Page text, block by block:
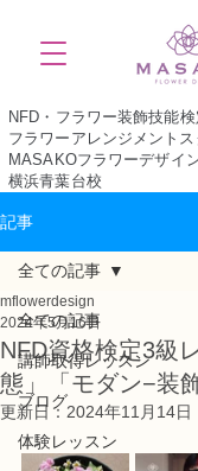
NFD・フラワー装飾技能
フラワーアレンジメント
MASAKOフラワーデザイ
横浜青葉台校
記事
全ての記事
講師取得レッスン
ブログ
体験レッスン
全ての記事
NFD資格検定3級
態」「モダン−装
mflowerdesign
2024年5月16日
更新日： 2024年11月14日